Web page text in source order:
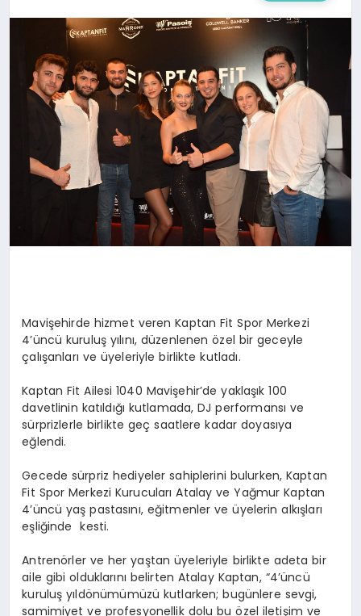
Mavişehirde hizmet veren Kaptan Fit Spor Merkezi
4’üncü kuruluş yılını, düzenlenen özel bir geceyle
çalışanları ve üyeleriyle birlikte kutladı.
Kaptan Fit Ailesi 1040 Mavişehir’de yaklaşık 100
davetlinin katıldığı kutlamada, DJ performansı ve
sürprizlerle birlikte geç saatlere kadar doyasıya
eğlendi.
Gecede sürpriz hediyeler sahiplerini bulurken, Kaptan
Fit Spor Merkezi Kurucuları Atalay ve Yağmur Kaptan
4’üncü yaş pastasını, eğitmenler ve üyelerin alkışları
eşliğinde kesti.
Antrenörler ve her yaştan üyeleriyle birlikte adeta bir
aile gibi olduklarını belirten Atalay Kaptan, “4’üncü
kuruluş yıldönümümüzü kutlarken; bugünlere sevgi,
samimiyet ve profesyonellik dolu bu özel iletişim ve